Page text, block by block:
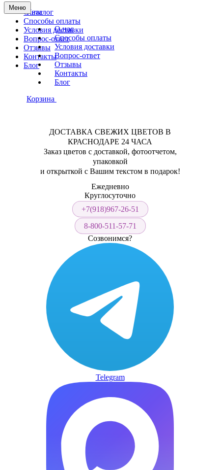
Меню
О нас
Способы оплаты
Условия доставки
Вопрос-ответ
Отзывы
Контакты
Блог
Каталог
О нас
Способы оплаты
Условия доставки
Вопрос-ответ
Отзывы
Контакты
Блог
Корзина
ДОСТАВКА СВЕЖИХ ЦВЕТОВ В
КРАСНОДАРЕ 24 ЧАСА
Заказ цветов с доставкой, фотоотчетом,
упаковкой
и открыткой с Вашим текстом в подарок!
Ежедневно
Круглосуточно
+7(918)967-26-51
8-800-511-57-71
Созвонимся?
Telegram